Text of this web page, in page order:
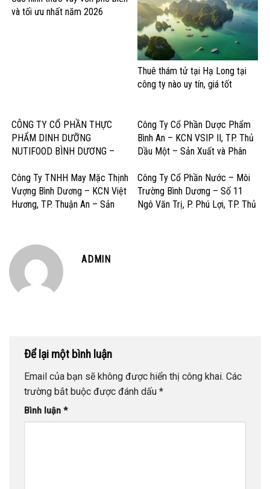
và tối ưu nhất năm 2026
Thuê thám tử tại Hạ Long tại
công ty nào uy tín, giá tốt
CÔNG TY CỔ PHẦN THỰC
PHẨM DINH DƯỠNG
NUTIFOOD BÌNH DƯƠNG –
– Sản Xuất Sữa và Sản Phẩm
Dinh Dưỡng
Công Ty Cổ Phần Dược Phẩm
Bình An – KCN VSIP II, TP. Thủ
Dầu Một – Sản Xuất và Phân
Cao
Công Ty TNHH May Mặc Thịnh
Vượng Bình Dương – KCN Việt
Hương, TP. Thuận An – Sản
Công Ty Cổ Phần Nước – Môi
Trường Bình Dương – Số 11
Ngô Văn Trị, P. Phú Lợi, TP. Thủ
ADMIN
Để lại một bình luận
Email của bạn sẽ không được hiển thị công khai. Các
trường bắt buộc được đánh dấu *
Bình luận *